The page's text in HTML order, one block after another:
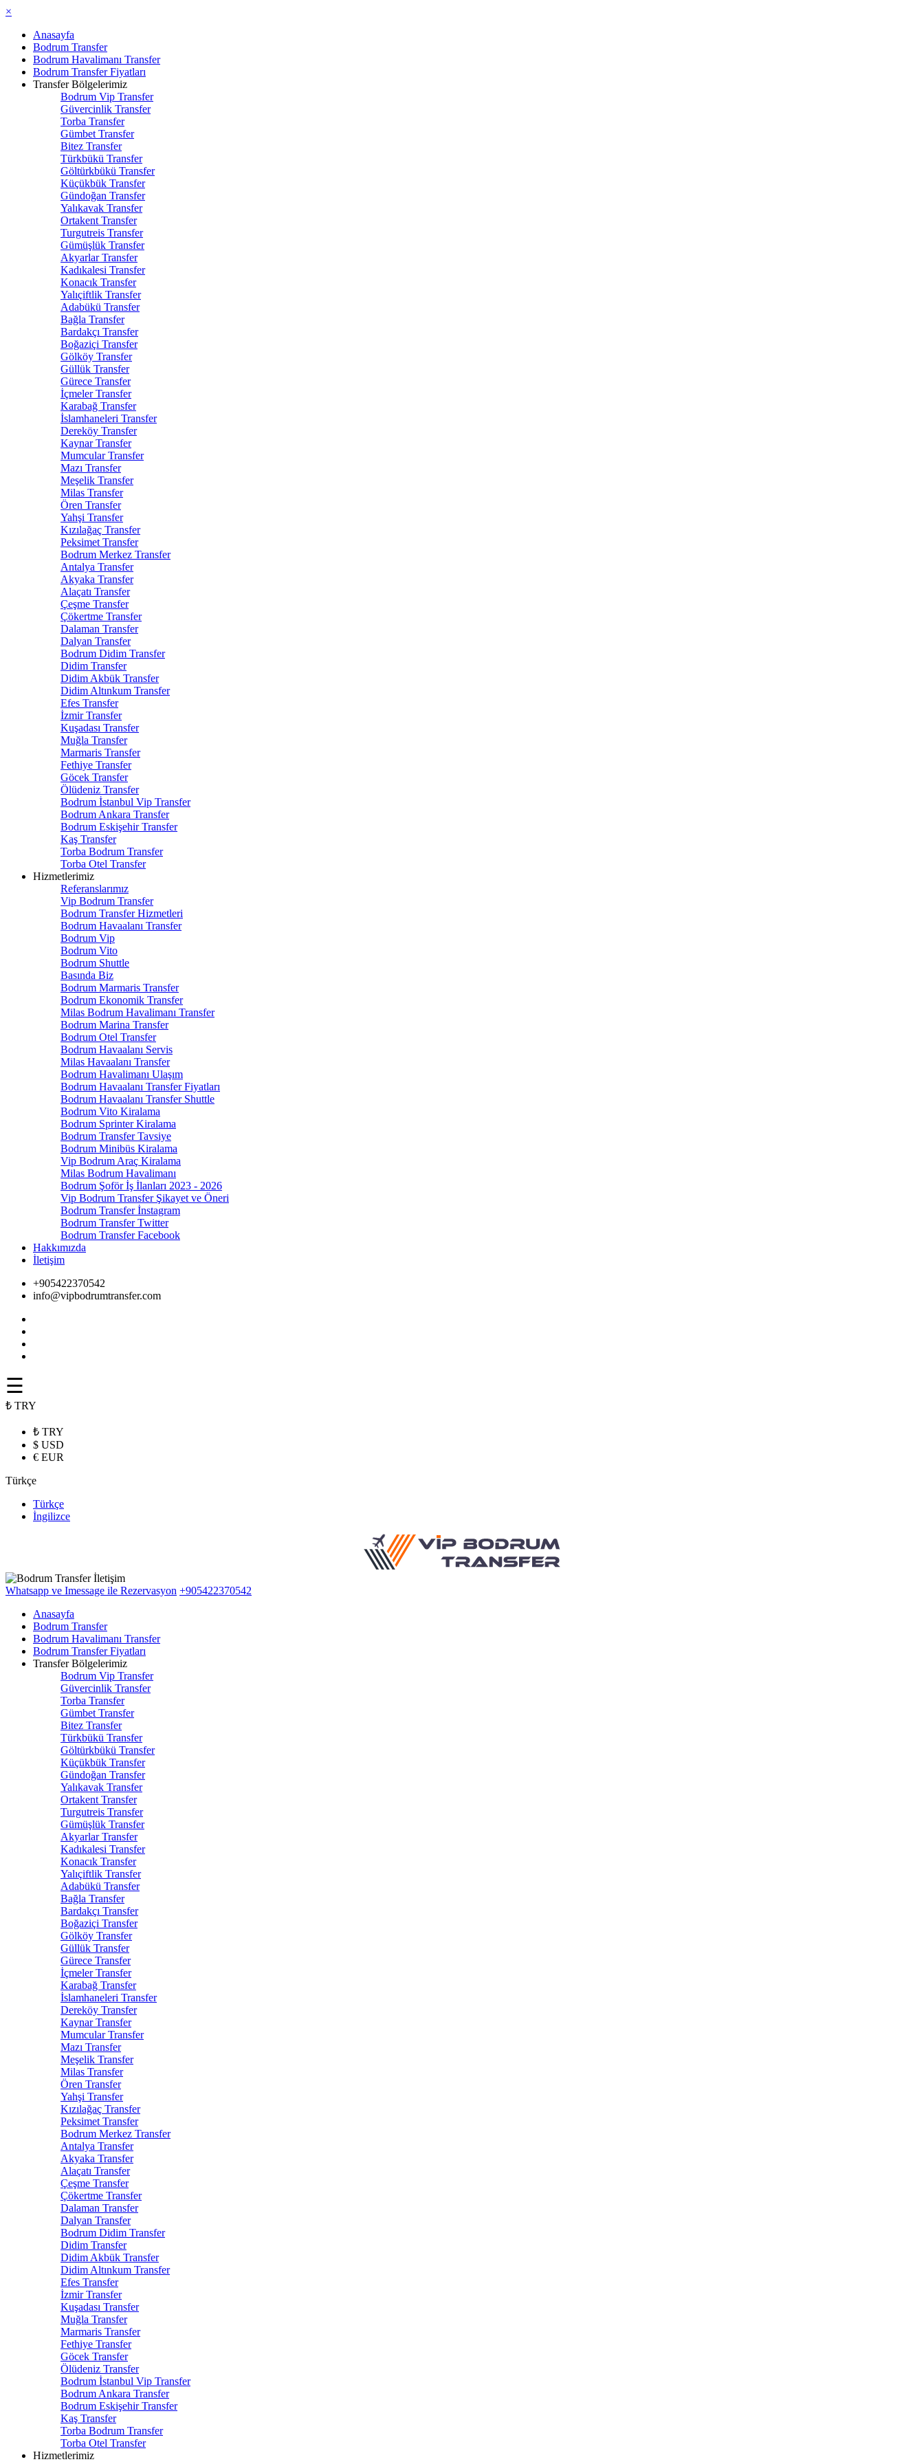
×
Anasayfa
Bodrum Transfer
Bodrum Havalimanı Transfer
Bodrum Transfer Fiyatları
Transfer Bölgelerimiz
Bodrum Vip Transfer
Güvercinlik Transfer
Torba Transfer
Gümbet Transfer
Bitez Transfer
Türkbükü Transfer
Göltürkbükü Transfer
Küçükbük Transfer
Gündoğan Transfer
Yalıkavak Transfer
Ortakent Transfer
Turgutreis Transfer
Gümüşlük Transfer
Akyarlar Transfer
Kadıkalesi Transfer
Konacık Transfer
Yalıçiftlik Transfer
Adabükü Transfer
Bağla Transfer
Bardakçı Transfer
Boğaziçi Transfer
Gölköy Transfer
Güllük Transfer
Gürece Transfer
İçmeler Transfer
Karabağ Transfer
İslamhaneleri Transfer
Dereköy Transfer
Kaynar Transfer
Mumcular Transfer
Mazı Transfer
Meşelik Transfer
Milas Transfer
Ören Transfer
Yahşi Transfer
Kızılağaç Transfer
Peksimet Transfer
Bodrum Merkez Transfer
Antalya Transfer
Akyaka Transfer
Alaçatı Transfer
Çeşme Transfer
Çökertme Transfer
Dalaman Transfer
Dalyan Transfer
Bodrum Didim Transfer
Didim Transfer
Didim Akbük Transfer
Didim Altınkum Transfer
Efes Transfer
İzmir Transfer
Kuşadası Transfer
Muğla Transfer
Marmaris Transfer
Fethiye Transfer
Göcek Transfer
Ölüdeniz Transfer
Bodrum İstanbul Vip Transfer
Bodrum Ankara Transfer
Bodrum Eskişehir Transfer
Kaş Transfer
Torba Bodrum Transfer
Torba Otel Transfer
Hizmetlerimiz
Referanslarımız
Vip Bodrum Transfer
Bodrum Transfer Hizmetleri
Bodrum Havaalanı Transfer
Bodrum Vip
Bodrum Vito
Bodrum Shuttle
Basında Biz
Bodrum Marmaris Transfer
Bodrum Ekonomik Transfer
Milas Bodrum Havalimanı Transfer
Bodrum Marina Transfer
Bodrum Otel Transfer
Bodrum Havaalanı Servis
Milas Havaalanı Transfer
Bodrum Havalimanı Ulaşım
Bodrum Havaalanı Transfer Fiyatları
Bodrum Havaalanı Transfer Shuttle
Bodrum Vito Kiralama
Bodrum Sprinter Kiralama
Bodrum Transfer Tavsiye
Bodrum Minibüs Kiralama
Vip Bodrum Araç Kiralama
Milas Bodrum Havalimanı
Bodrum Şoför İş İlanları 2023 - 2026
Vip Bodrum Transfer Şikayet ve Öneri
Bodrum Transfer İnstagram
Bodrum Transfer Twitter
Bodrum Transfer Facebook
Hakkımızda
İletişim
+905422370542
info@vipbodrumtransfer.com
☰
₺ TRY
₺ TRY
$ USD
€ EUR
Türkçe
Türkçe
İngilizce
Whatsapp ve Imessage ile Rezervasyon +905422370542
Anasayfa
Bodrum Transfer
Bodrum Havalimanı Transfer
Bodrum Transfer Fiyatları
Transfer Bölgelerimiz
Bodrum Vip Transfer
Güvercinlik Transfer
Torba Transfer
Gümbet Transfer
Bitez Transfer
Türkbükü Transfer
Göltürkbükü Transfer
Küçükbük Transfer
Gündoğan Transfer
Yalıkavak Transfer
Ortakent Transfer
Turgutreis Transfer
Gümüşlük Transfer
Akyarlar Transfer
Kadıkalesi Transfer
Konacık Transfer
Yalıçiftlik Transfer
Adabükü Transfer
Bağla Transfer
Bardakçı Transfer
Boğaziçi Transfer
Gölköy Transfer
Güllük Transfer
Gürece Transfer
İçmeler Transfer
Karabağ Transfer
İslamhaneleri Transfer
Dereköy Transfer
Kaynar Transfer
Mumcular Transfer
Mazı Transfer
Meşelik Transfer
Milas Transfer
Ören Transfer
Yahşi Transfer
Kızılağaç Transfer
Peksimet Transfer
Bodrum Merkez Transfer
Antalya Transfer
Akyaka Transfer
Alaçatı Transfer
Çeşme Transfer
Çökertme Transfer
Dalaman Transfer
Dalyan Transfer
Bodrum Didim Transfer
Didim Transfer
Didim Akbük Transfer
Didim Altınkum Transfer
Efes Transfer
İzmir Transfer
Kuşadası Transfer
Muğla Transfer
Marmaris Transfer
Fethiye Transfer
Göcek Transfer
Ölüdeniz Transfer
Bodrum İstanbul Vip Transfer
Bodrum Ankara Transfer
Bodrum Eskişehir Transfer
Kaş Transfer
Torba Bodrum Transfer
Torba Otel Transfer
Hizmetlerimiz